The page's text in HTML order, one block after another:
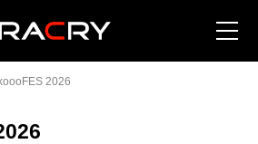
2026